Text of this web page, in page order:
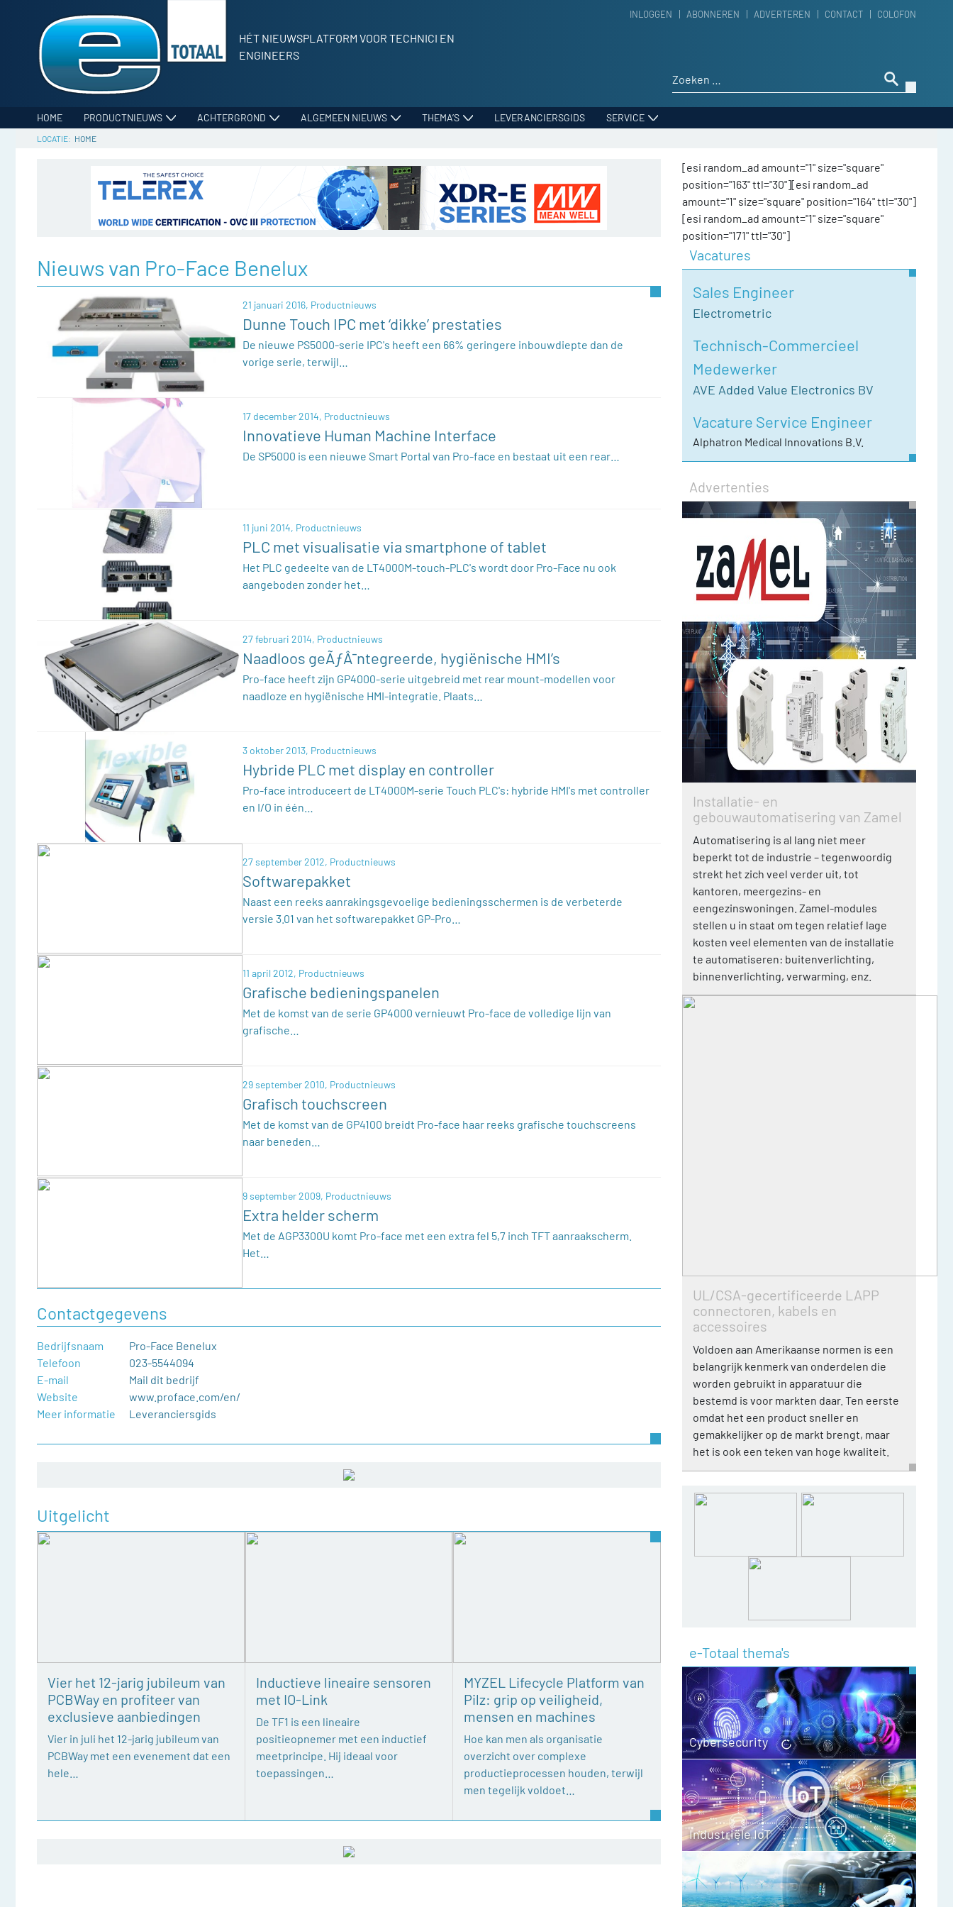
HÉT NIEUWSPLATFORM VOOR TECHNICI EN
ENGINEERS
INLOGGEN ABONNEREN ADVERTEREN CONTACT COLOFON
HOME PRODUCTNIEUWS ACHTERGROND ALGEMEEN NIEUWS THEMA’S LEVERANCIERSGIDS SERVICE
HOME
Nieuws van Pro-Face Benelux
21 januari 2016, Productnieuws
Dunne Touch IPC met ‘dikke’ prestaties
De nieuwe PS5000-serie IPC's heeft een 66% geringere inbouwdiepte dan de
vorige serie, terwijl…
17 december 2014, Productnieuws
Innovatieve Human Machine Interface
De SP5000 is een nieuwe Smart Portal van Pro-face en bestaat uit een rear…
11 juni 2014, Productnieuws
PLC met visualisatie via smartphone of tablet
Het PLC gedeelte van de LT4000M-touch-PLC's wordt door Pro-Face nu ook
aangeboden zonder het…
27 februari 2014, Productnieuws
Naadloos geÃƒÂ¯ntegreerde, hygiënische HMI’s
Pro-face heeft zijn GP4000-serie uitgebreid met rear mount-modellen voor
naadloze en hygiënische HMI-integratie. Plaats…
3 oktober 2013, Productnieuws
Hybride PLC met display en controller
Pro-face introduceert de LT4000M-serie Touch PLC's: hybride HMI's met controller
en I/O in één…
27 september 2012, Productnieuws
Softwarepakket
Naast een reeks aanrakingsgevoelige bedieningsschermen is de verbeterde
versie 3.01 van het softwarepakket GP-Pro…
11 april 2012, Productnieuws
Grafische bedieningspanelen
Met de komst van de serie GP4000 vernieuwt Pro-face de volledige lijn van
grafische…
29 september 2010, Productnieuws
Grafisch touchscreen
Met de komst van de GP4100 breidt Pro-face haar reeks grafische touchscreens
naar beneden…
9 september 2009, Productnieuws
Extra helder scherm
Met de AGP3300U komt Pro-face met een extra fel 5,7 inch TFT aanraakscherm.
Het…
Contactgegevens
Bedrijfsnaam
Pro-Face Benelux
Telefoon
023-5544094
E-mail
Mail dit bedrijf
Website
www.proface.com/en/
Meer informatie
Leveranciersgids
Uitgelicht
Vier het 12-jarig jubileum van
PCBWay en profiteer van
exclusieve aanbiedingen
Vier in juli het 12-jarig jubileum van
PCBWay met een evenement dat een
hele…
Inductieve lineaire sensoren
met IO-Link
De TF1 is een lineaire
positieopnemer met een inductief
meetprincipe. Hij ideaal voor
toepassingen…
MYZEL Lifecycle Platform van
Pilz: grip op veiligheid,
mensen en machines
Hoe kan men als organisatie
overzicht over complexe
productieprocessen houden, terwijl
men tegelijk voldoet…
[esi random_ad amount="1" size="square"
position="163" ttl="30"][esi random_ad
amount="1" size="square" position="164" ttl="30"]
[esi random_ad amount="1" size="square"
position="171" ttl="30"]
Vacatures
Sales Engineer
Electrometric
Technisch-Commercieel
Medewerker
AVE Added Value Electronics BV
Vacature Service Engineer
Alphatron Medical Innovations B.V.
Advertenties
Installatie- en
gebouwautomatisering van Zamel
Automatisering is al lang niet meer
beperkt tot de industrie – tegenwoordig
strekt het zich veel verder uit, tot
kantoren, meergezins- en
eengezinswoningen. Zamel-modules
stellen u in staat om tegen relatief lage
kosten veel elementen van de installatie
te automatiseren: buitenverlichting,
binnenverlichting, verwarming, enz.
UL/CSA-gecertificeerde LAPP
connectoren, kabels en
accessoires
Voldoen aan Amerikaanse normen is een
belangrijk kenmerk van onderdelen die
worden gebruikt in apparatuur die
bestemd is voor markten daar. Ten eerste
omdat het een product sneller en
gemakkelijker op de markt brengt, maar
het is ook een teken van hoge kwaliteit.
e-Totaal thema's
Cybersecurity
Industriële IoT